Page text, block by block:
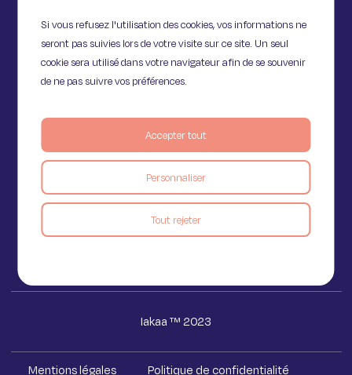
Si vous refusez l'utilisation des cookies, vos informations ne
seront pas suivies lors de votre visite sur ce site. Un seul
cookie sera utilisé dans votre navigateur afin de se souvenir
de ne pas suivre vos préférences.
Personnaliser
Tout rejeter
Accepter tout
11 Rue de Provence,
75009 Paris
Voir le blog
Iakaa ™ 2023
Mentions légales Politique de confidentialité